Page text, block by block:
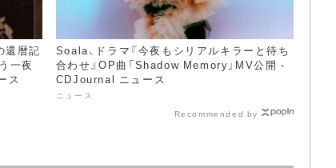
還暦記
一夜
ス
Soala、ドラマ『今夜もシリアルキラーと待ち
合わせ』OP曲「Shadow Memory」MV公開 -
CDJournal ニュース
ニュース
Recommended by